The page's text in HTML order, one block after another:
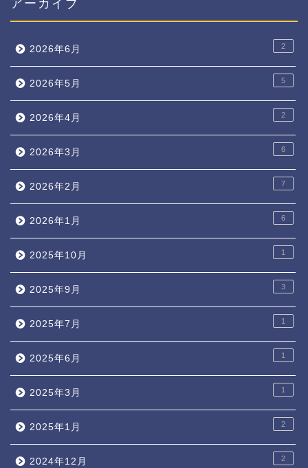
アーカイブ
2026年6月 2
2026年5月 5
2026年4月 2
2026年3月 6
2026年2月 7
2026年1月 6
2025年10月 1
2025年9月 3
2025年7月 1
2025年6月 1
2025年3月 1
2025年1月 2
2024年12月 2